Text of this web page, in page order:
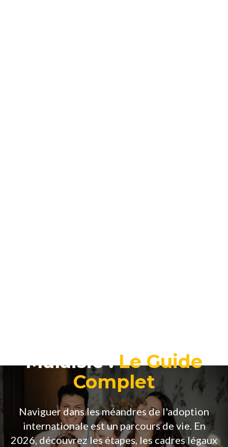
Malaisie :Le Guide
Complet
Naviguer dans les méandres de l'adoption
internationale est un parcours de vie. En
2026, découvrez les étapes, les cadres légaux